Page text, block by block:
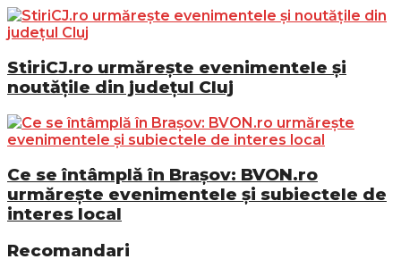
StiriCJ.ro urmărește evenimentele și
noutățile din județul Cluj
Ce se întâmplă în Brașov: BVON.ro
urmărește evenimentele și subiectele de
interes local
Recomandari